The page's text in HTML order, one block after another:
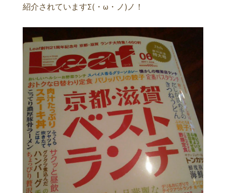
紹介されていますΣ(・ω・ノ)ノ！